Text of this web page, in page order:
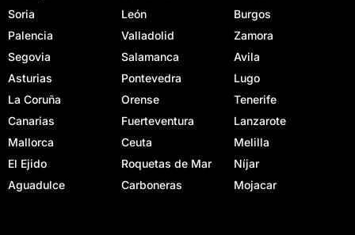
Soria
León
Burgos
Palencia
Valladolid
Zamora
Segovia
Salamanca
Avila
Asturias
Pontevedra
Lugo
La Coruña
Orense
Tenerife
Canarias
Fuerteventura
Lanzarote
Mallorca
Ceuta
Melilla
El Ejido
Roquetas de Mar
Níjar
Aguadulce
Carboneras Mojacar